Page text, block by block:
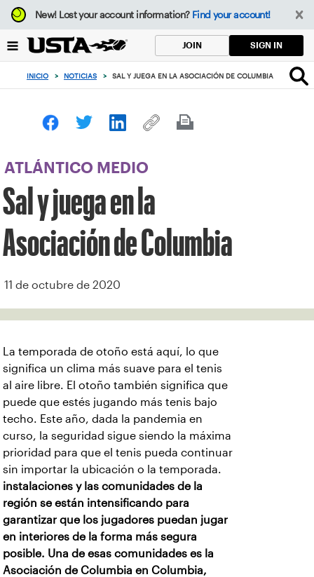
Enfoque
desde
botón
volver
principio
New!Lost your account information? Find your account!
JOIN SIGN IN
INICIO > NOTICIAS > SAL Y JUEGA EN LA ASOCIACIÓN DE COLUMBIA
ATLÁNTICO MEDIO
Sal y juega en la
Asociación de Columbia
11 de octubre de 2020
La temporada de otoño está aquí, lo que
significa un clima más suave para el tenis
al aire libre. El otoño también significa que
puede que estés jugando más tenis bajo
techo. Este año, dada la pandemia en
curso, la seguridad sigue siendo la máxima
prioridad para que el tenis pueda continuar
sin importar la ubicación o la temporada.
instalaciones y las comunidades de la
región se están intensificando para
garantizar que los jugadores puedan jugar
en interiores de la forma más segura
posible. Una de esas comunidades es la
Asociación de Columbia en Columbia,